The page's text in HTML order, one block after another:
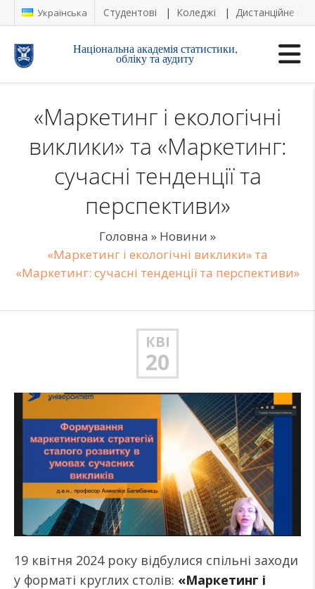
Українська Студентові Коледжі Дистанційне
Національна академія статистики,
обліку та аудиту
«Маркетинг і екологічні
виклики» та «Маркетинг:
сучасні тенденції та
перспективи»
Головна » Новини »
«Маркетинг і екологічні виклики» та
«Маркетинг: сучасні тенденції та перспективи»
КВІ
20
19 квітня 2024 року відбулися спільні заходи
у форматі круглих столів: «Маркетинг і